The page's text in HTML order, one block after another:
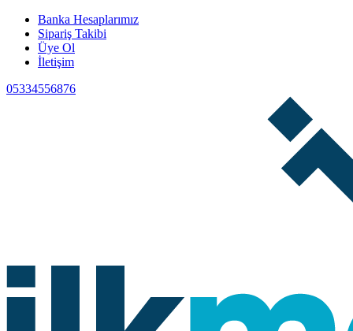
Banka Hesaplarımız
Sipariş Takibi
Üye Ol
İletişim
05334556876